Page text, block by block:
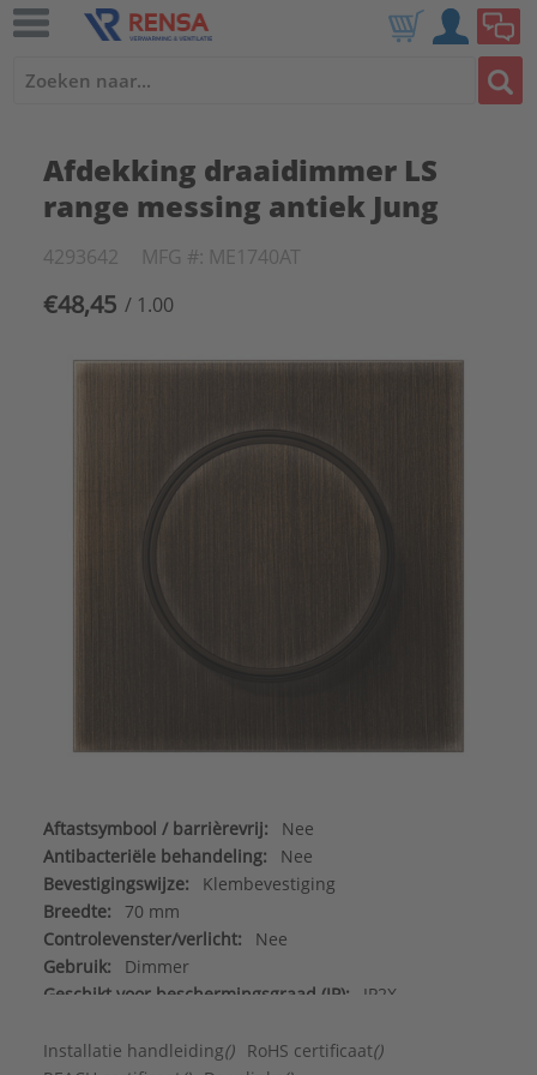
Afdekking draaidimmer LS
range messing antiek Jung
4293642 MFG #: ME1740AT
€48,45 / 1.00
Aftastsymbool / barrièrevrij:
Nee
Antibacteriële behandeling:
Nee
Bevestigingswijze:
Klembevestiging
Breedte:
70 mm
Controlevenster/verlicht:
Nee
Gebruik:
Dimmer
Geschikt voor beschermingsgraad (IP):
IP2X
Halogeenvrij:
Ja
Installatie handleiding() RoHS certificaat()